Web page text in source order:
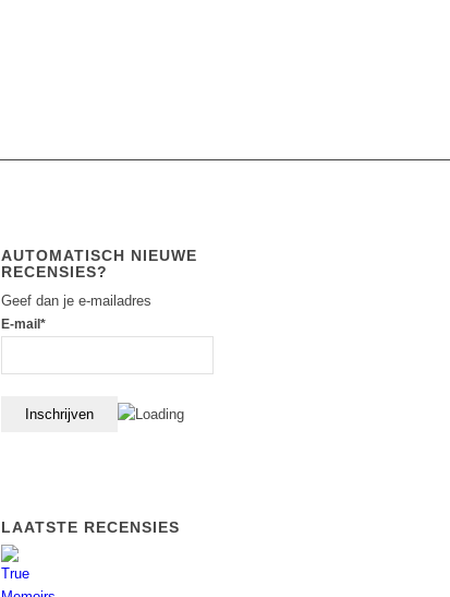
AUTOMATISCH NIEUWE
RECENSIES?
Geef dan je e-mailadres
E-mail*
LAATSTE RECENSIES